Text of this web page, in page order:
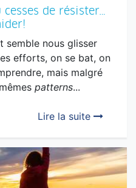
semble nous glisser
efforts, on se bat, on
mais malgré
patterns...
Lire la suite